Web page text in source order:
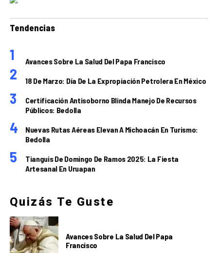
Tendencias
Avances Sobre La Salud Del Papa Francisco
18 De Marzo: Día De La Expropiación Petrolera En México
Certificación Antisoborno Blinda Manejo De Recursos
Públicos: Bedolla
Nuevas Rutas Aéreas Elevan A Michoacán En Turismo:
Bedolla
Tianguis De Domingo De Ramos 2025: La Fiesta
Artesanal En Uruapan
Quizás Te Guste
Avances Sobre La Salud Del Papa
Francisco